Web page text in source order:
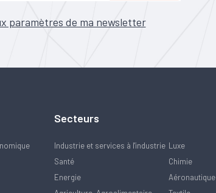
paramètres de ma newsletter
Secteurs
Industrie et services à l'industrie
Santé
Energie
Luxe
Chimie
Aéronautique